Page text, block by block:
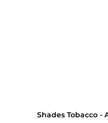
Shades Tobacco -